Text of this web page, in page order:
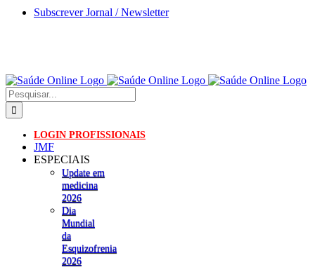
Skip
Subscrever Jornal / Newsletter
Pesquisar
LOGIN PROFISSIONAIS
JMF
ESPECIAIS
Update em
medicina
2026
Dia
Mundial
da
Esquizofrenia
2026